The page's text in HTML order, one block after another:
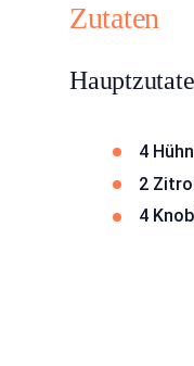
Zutaten
4
2
4